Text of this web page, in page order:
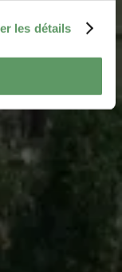
les détails